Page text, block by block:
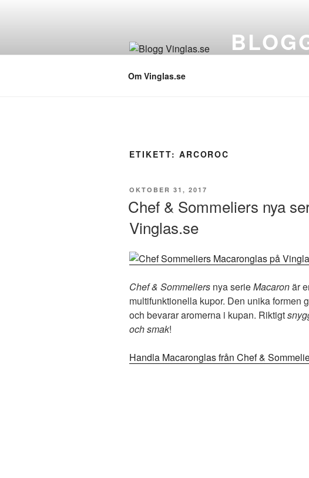
Om Vinglas.se
ETIKETT: ARCOROC
PUBLICERAT
OKTOBER 31, 2017
Chef & Sommeliers nya
Vinglas.se
Chef & Sommeliers nya serieMacaronär
multifunktionella kupor. Den unika formen
och bevarar aromerna i kupan. Riktigt
och smak!
Handla Macaronglas från Chef &